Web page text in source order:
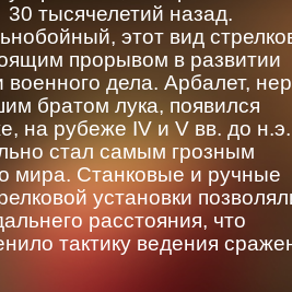
30 тысячелетий назад.
этот вид
прорывом в развитии
военного дела. Арбалет,
братом лука, появился
на рубеже IV и V вв. до
стал самым грозным
мира. Станковые и ручные
установки
расстояния, что
тактику ведения